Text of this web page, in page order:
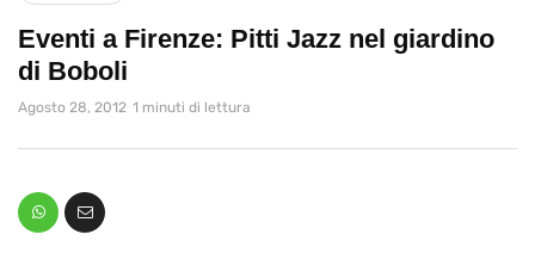
Eventi a Firenze: Pitti Jazz nel giardino
di Boboli
Agosto 28, 2012 1 minuti di lettura